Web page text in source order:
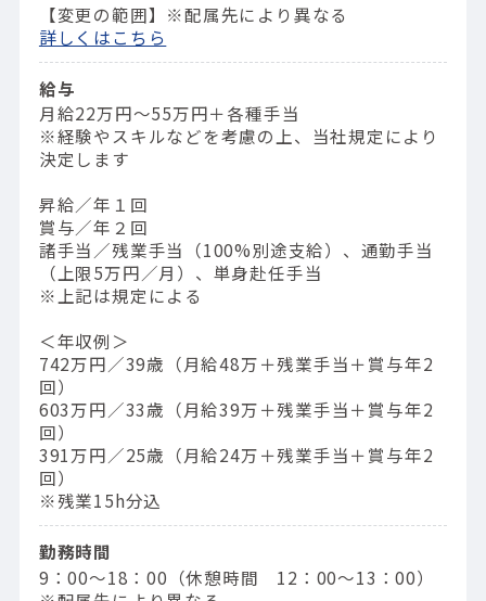
【変更の範囲】※配属先により異なる
詳しくはこちら
給与
月給22万円～55万円＋各種手当
※経験やスキルなどを考慮の上、当社規定により
決定します
昇給／年１回
賞与／年２回
諸手当／残業手当（100%別途支給）、通勤手当
（上限5万円／月）、単身赴任手当
※上記は規定による
＜年収例＞
742万円／39歳（⽉給48万＋残業⼿当＋賞与年2
回）
603万円／33歳（⽉給39万＋残業⼿当＋賞与年2
回）
391万円／25歳（⽉給24万＋残業⼿当＋賞与年2
回）
※残業15h分込
勤務時間
9：00〜18：00（休憩時間 12：00〜13：00）